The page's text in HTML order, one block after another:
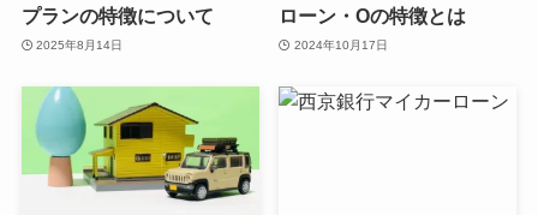
プランの特徴について
2025年8月14日
ローン・Oの特徴とは
2024年10月17日